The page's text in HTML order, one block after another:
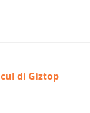
di Giztop